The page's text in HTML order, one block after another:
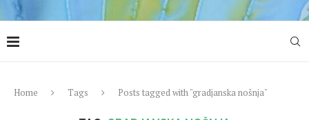
Home Tags Posts tagged with "gradjanska nošnja"